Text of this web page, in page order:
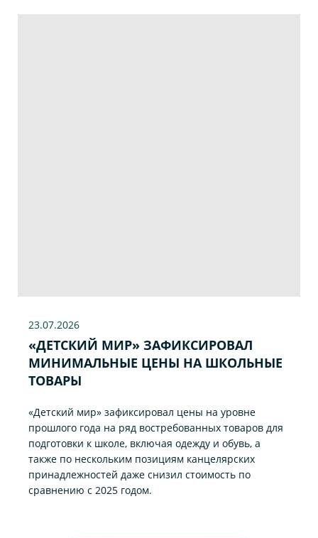
23.07.2026
«ДЕТСКИЙ МИР» ЗАФИКСИРОВАЛ
МИНИМАЛЬНЫЕ ЦЕНЫ НА ШКОЛЬНЫЕ
ТОВАРЫ
«Детский мир» зафиксировал цены на уровне
прошлого года на ряд востребованных товаров для
подготовки к школе, включая одежду и обувь, а
также по нескольким позициям канцелярских
принадлежностей даже снизил стоимость по
сравнению с 2025 годом.